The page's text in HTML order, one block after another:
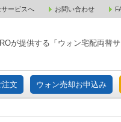
ービスへ お問い合わせ
が提供する「ウォン宅配両替サ
文 ウォン売却お申込み
宅配ご注文 ウォン売却お申込み